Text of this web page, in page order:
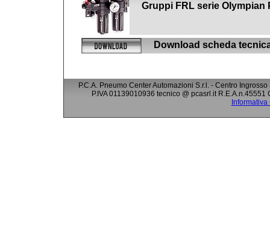
Gruppi FRL serie Olympian
Download scheda
P.C.A. Pneumo Center Automazioni S.r.l. - Centro
P.IVA 01139010936 tecnico @ pcasrl.it
Informativa